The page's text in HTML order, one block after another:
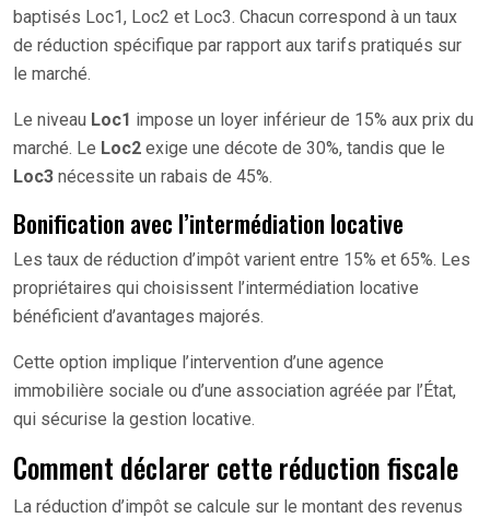
baptisés Loc1, Loc2 et Loc3. Chacun correspond à un taux
de réduction spécifique par rapport aux tarifs pratiqués sur
le marché.
Le niveau Loc1 impose un loyer inférieur de 15% aux prix du
marché. Le Loc2 exige une décote de 30%, tandis que le
Loc3 nécessite un rabais de 45%.
Bonification avec l’intermédiation locative
Les taux de réduction d’impôt varient entre 15% et 65%. Les
propriétaires qui choisissent l’intermédiation locative
bénéficient d’avantages majorés.
Cette option implique l’intervention d’une agence
immobilière sociale ou d’une association agréée par l’État,
qui sécurise la gestion locative.
Comment déclarer cette réduction fiscale
La réduction d’impôt se calcule sur le montant des revenus